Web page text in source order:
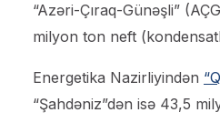
“Azəri-Çıraq-Günəşli”
milyon ton neft
Energetika Nazirliyindən
“Şahdəniz”dən isə 43,5